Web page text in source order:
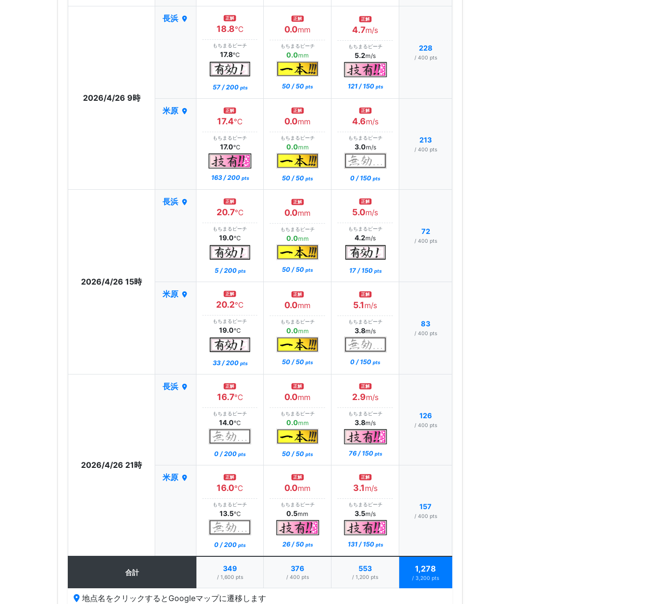
2026/4/26 9時
長浜 正解
18.8℃
もちまるピーチ
17.8℃
57 / 200 pts
正解
0.0mm
もちまるピーチ
0.0mm
50 / 50 pts
正解
4.7m/s
もちまるピーチ
5.2m/s
121 / 150 pts
228
/ 400 pts
米原 正解
17.4℃
もちまるピーチ
17.0℃
163 / 200 pts
正解
0.0mm
もちまるピーチ
0.0mm
50 / 50 pts
正解
4.6m/s
もちまるピーチ
3.0m/s
0 / 150 pts
213
/ 400 pts
2026/4/26 15時
長浜 正解
20.7℃
もちまるピーチ
19.0℃
5 / 200 pts
正解
0.0mm
もちまるピーチ
0.0mm
50 / 50 pts
正解
5.0m/s
もちまるピーチ
4.2m/s
17 / 150 pts
72
/ 400 pts
米原 正解
20.2℃
もちまるピーチ
19.0℃
33 / 200 pts
正解
0.0mm
もちまるピーチ
0.0mm
50 / 50 pts
正解
5.1m/s
もちまるピーチ
3.8m/s
0 / 150 pts
83
/ 400 pts
2026/4/26 21時
長浜 正解
16.7℃
もちまるピーチ
14.0℃
0 / 200 pts
正解
0.0mm
もちまるピーチ
0.0mm
50 / 50 pts
正解
2.9m/s
もちまるピーチ
3.8m/s
76 / 150 pts
126
/ 400 pts
米原 正解
16.0℃
もちまるピーチ
13.5℃
0 / 200 pts
正解
0.0mm
もちまるピーチ
0.5mm
26 / 50 pts
正解
3.1m/s
もちまるピーチ
3.5m/s
131 / 150 pts
157
/ 400 pts
合計 349
/ 1,600 pts
376
/ 400 pts
553
/ 1,200 pts
1,278
/ 3,200 pts
地点名をクリックするとGoogleマップに遷移します